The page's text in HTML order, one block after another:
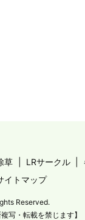
草 LRサークル
イトマップ
Reserved.
写・転載を禁じます】